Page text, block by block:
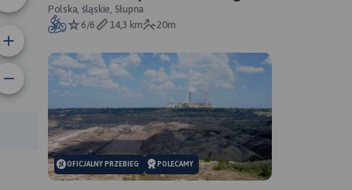
trasy:
Sosnowiec - oficjalny przebieg
Polska, śląskie, Słupna
6/6
14,3 km 20m
OFICJALNY PRZEBIEG POLECAMY